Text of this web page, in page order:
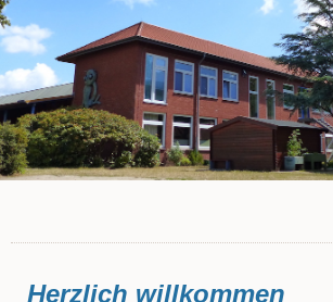
Herzlich willkommen